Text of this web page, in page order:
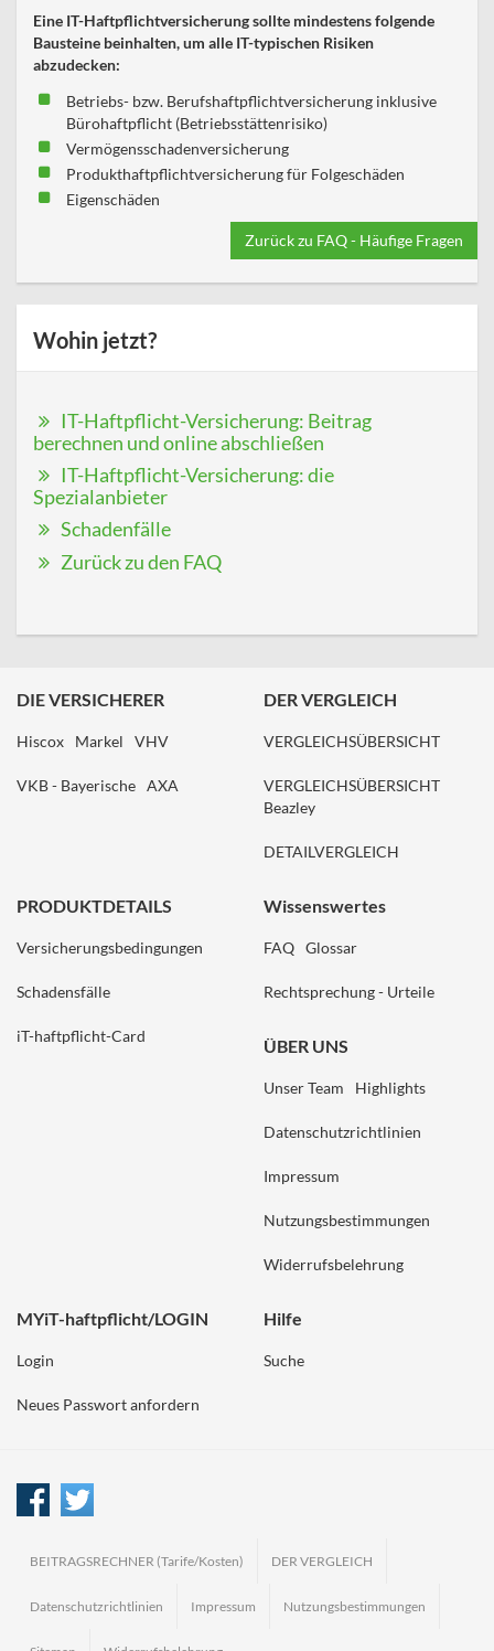
Eine IT-Haftpflichtversicherung sollte mindestens folgende
Bausteine beinhalten, um alle IT-typischen Risiken
abzudecken:
Betriebs- bzw. Berufshaftpflichtversicherung inklusive
Bürohaftpflicht (Betriebsstättenrisiko)
Vermögensschadenversicherung
Produkthaftpflichtversicherung für Folgeschäden
Eigenschäden
Zurück zu FAQ - Häufige Fragen
Wohin jetzt?
IT-Haftpflicht-Versicherung: Beitrag
berechnen und online abschließen
IT-Haftpflicht-Versicherung: die
Spezialanbieter
Schadenfälle
Zurück zu den FAQ
DIE VERSICHERER
Hiscox Markel VHV
VKB - Bayerische AXA
DER VERGLEICH
VERGLEICHSÜBERSICHT
VERGLEICHSÜBERSICHT
Beazley
DETAILVERGLEICH
PRODUKTDETAILS
Versicherungsbedingungen
Schadensfälle
iT-haftpflicht-Card
Wissenswertes
FAQ Glossar
Rechtsprechung - Urteile
ÜBER UNS
Unser Team Highlights
Datenschutzrichtlinien
Impressum
Nutzungsbestimmungen
Widerrufsbelehrung
MYiT-haftpflicht/LOGIN
Login
Neues Passwort anfordern
Hilfe
Suche
BEITRAGSRECHNER (Tarife/Kosten) DER VERGLEICH
Datenschutzrichtlinien Impressum Nutzungsbestimmungen